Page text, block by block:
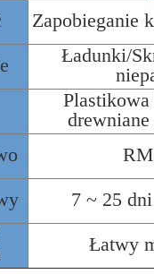
Zapobieganie
Ładunki/
7 ~ 25
Łatwy